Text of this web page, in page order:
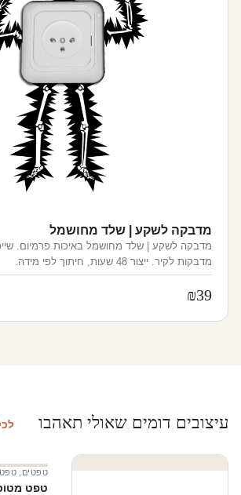
מדבקה לשקע | שלד מחושמל
מדבקה לשקע | שלד מחושמל באיכות פרמיום.
מדבקות לקיר. ייצור 48 שעות, חיתוך לפי מידה.
₪39
עיצובים דומים שאולי תאהבו
טפטים
טפט